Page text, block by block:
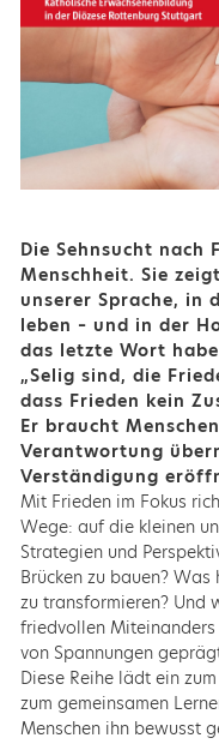
Die Sehnsucht nach
Menschheit. Sie
unserer Sprache, in
leben – und in der
das letzte Wort
„Selig sind, die
dass Frieden kein
Er braucht
Verantwortung
Verständigung
Mit Frieden im Fokus
Wege: auf die kleinen
Strategien und
Brücken zu bauen?
zu transformieren? Und
friedvollen
von Spannungen
Diese Reihe lädt ein
zum gemeinsamen
Menschen ihn bewusst